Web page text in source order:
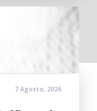
7 Agosto, 2026